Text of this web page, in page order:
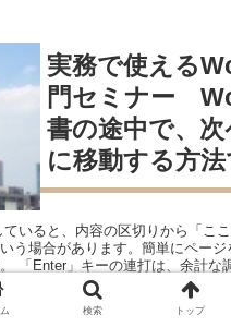
実務で使える
門セミナー
書の途中で、
に移動する方
いると、内容の区切りから「こ
う場合があります。簡単にページ
「Enter」キーの連打は、余計な
は、文字数が多くなること...
検索 トップ